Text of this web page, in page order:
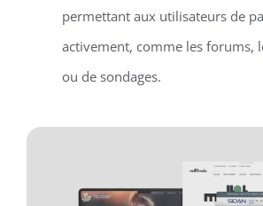
permettant aux utilisateurs de
activement, comme les forums,
ou de sondages.